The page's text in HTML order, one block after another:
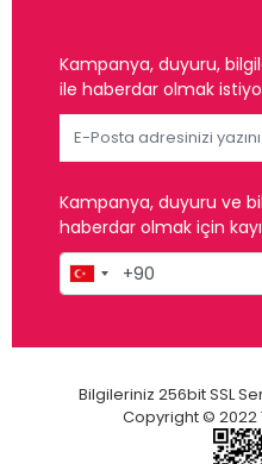
Kampanya, duyuru,
ile haberdar olmak
Kampanya, duyuru ve
haberdar olmak için
Bilgileriniz 256bit SSL
Copyright © 2022